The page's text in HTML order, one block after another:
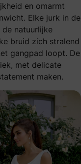
en omarmt
Elke jurk in de
natuurlijke
bruid zich stralend
gangpad loopt. De
met delicate
maken.